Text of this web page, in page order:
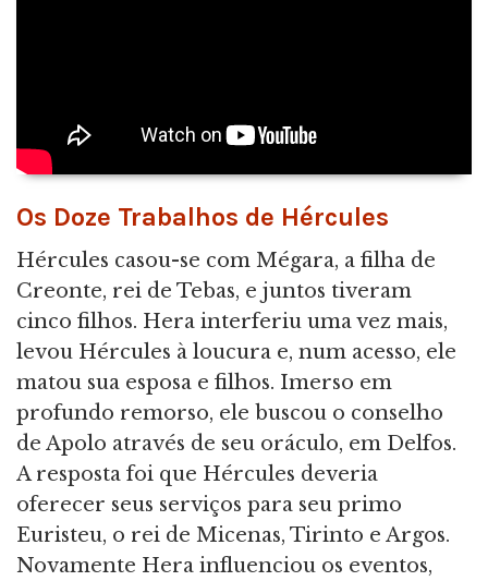
Os Doze Trabalhos de Hércules
Hércules casou-se com Mégara, a filha de
Creonte, rei de Tebas, e juntos tiveram
cinco filhos. Hera interferiu uma vez mais,
levou Hércules à loucura e, num acesso, ele
matou sua esposa e filhos. Imerso em
profundo remorso, ele buscou o conselho
de Apolo através de seu oráculo, em Delfos.
A resposta foi que Hércules deveria
oferecer seus serviços para seu primo
Euristeu, o rei de Micenas, Tirinto e Argos.
Novamente Hera influenciou os eventos,